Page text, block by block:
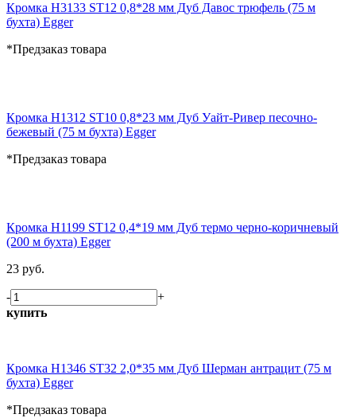
Кромка H3133 ST12 0,8*28 мм Дуб Давос трюфель (75 м
бухта) Egger
*Предзаказ товара
Кромка H1312 ST10 0,8*23 мм Дуб Уайт-Ривер песочно-
бежевый (75 м бухта) Egger
*Предзаказ товара
Кромка H1199 ST12 0,4*19 мм Дуб термо черно-коричневый
(200 м бухта) Egger
23 руб.
-
+
купить
Кромка H1346 ST32 2,0*35 мм Дуб Шерман антрацит (75 м
бухта) Egger
*Предзаказ товара